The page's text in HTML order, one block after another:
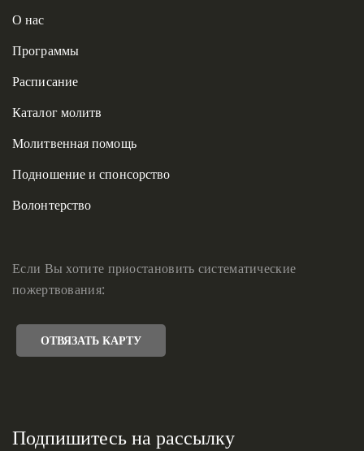
О нас
Программы
Расписание
Каталог молитв
Молитвенная помощь
Подношение и спонсорство
Волонтерство
Если Вы хотите приостановить систематические
пожертвования:
ОТВЯЗАТЬ КАРТУ
Подпишитесь на рассылку